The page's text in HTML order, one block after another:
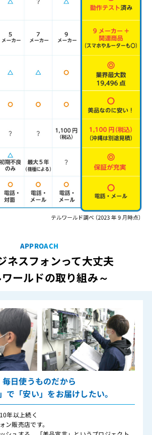
APPROACH
ネスフォンって大丈夫
ールドの取り組み～
毎日使うものだから
で「安い」をお届けしたい。
年以上続く
ン販売店です。